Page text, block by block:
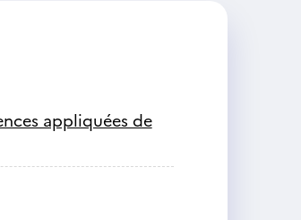
appliquées de